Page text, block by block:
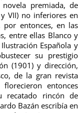
premiada, de
VII) no inferiores en
por entonces, en las
entre ellas Blanco y
Española y
su prestigio
(1901) y dirección,
de la gran revista
entonces
recatado rincón de
Bazán escribía en